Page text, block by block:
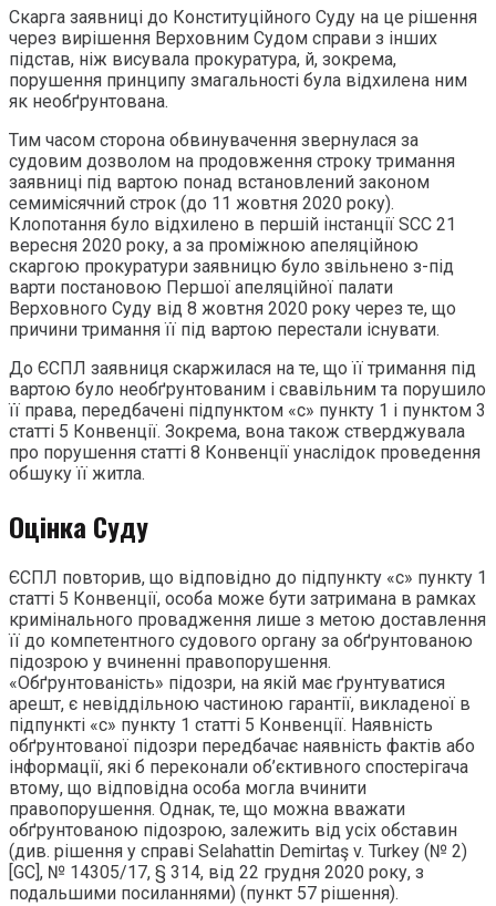
Скарга заявниці до Конституційного Суду на це рішення
через вирішення Верховним Судом справи з інших
підстав, ніж висувала прокуратура, й, зокрема,
порушення принципу змагальності була відхилена ним
як необґрунтована.
Тим часом сторона обвинувачення звернулася за
судовим дозволом на продовження строку тримання
заявниці під вартою понад встановлений законом
семимісячний строк (до 11 жовтня 2020 року).
Клопотання було відхилено в першій інстанції SCC 21
вересня 2020 року, а за проміжною апеляційною
скаргою прокуратури заявницю було звільнено з-під
варти постановою Першої апеляційної палати
Верховного Суду від 8 жовтня 2020 року через те, що
причини тримання її під вартою перестали існувати.
До ЄСПЛ заявниця скаржилася на те, що її тримання під
вартою було необґрунтованим і свавільним та порушило
її права, передбачені підпунктом «с» пункту 1 і пунктом 3
статті 5 Конвенції. Зокрема, вона також стверджувала
про порушення статті 8 Конвенції унаслідок проведення
обшуку її житла.
Оцінка Суду
ЄСПЛ повторив, що відповідно до підпункту «с» пункту 1
статті 5 Конвенції, особа може бути затримана в рамках
кримінального провадження лише з метою доставлення
її до компетентного судового органу за обґрунтованою
підозрою у вчиненні правопорушення.
«Обґрунтованість» підозри, на якій має ґрунтуватися
арешт, є невіддільною частиною гарантії, викладеної в
підпункті «с» пункту 1 статті 5 Конвенції. Наявність
обґрунтованої підозри передбачає наявність фактів або
інформації, які б переконали об’єктивного спостерігача
втому, що відповідна особа могла вчинити
правопорушення. Однак, те, що можна вважати
обґрунтованою підозрою, залежить від усіх обставин
(див. рішення у справі Selahattin Demirtaş v. Turkey (№ 2)
[GC], № 14305/17, § 314, від 22 грудня 2020 року, з
подальшими посиланнями) (пункт 57 рішення).